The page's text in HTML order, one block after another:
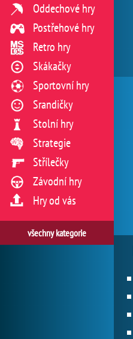
Oddechové hry
Postřehové hry
Retro hry
Skákačky
Sportovní hry
Srandičky
Stolní hry
Strategie
Střílečky
Závodní hry
Hry od vás
všechny kategorie